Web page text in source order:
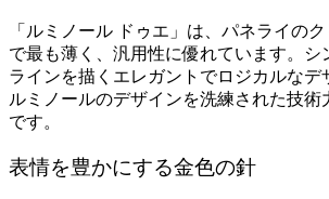
「ルミノール ドゥエ」は、パネライの
で最も薄く、汎用性に優れています。シ
ラインを描くエレガントでロジカルなデ
ルミノールのデザインを洗練された技術
です。
表情を豊かにする金色の針